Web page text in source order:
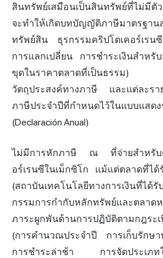
สินทรัพย์เสมือนเป็นสินทรัพย์ที่ไม่มี
จะทำให้เกิดบทบัญญัติภาษีมาตรฐาน
ทรัพย์สิน ธุรกรรมคริปโตเคอร์เรน
การแลกเปลี่ยน การชำระเงินสำหรั
ขุดในราคาตลาดที่เป็นธรรม)
วัตถุประสงค์ทางภาษี และแต่ละรา
ภาษีประจำปีที่กำหนดไว้ในแบบแสด
(Declaración Anual)
ไม่มีการหักภาษี ณ ที่จ่ายสำหรับต
อร์เรนซีในเม็กซิโก แม้แต่ตลาดที่ได้
(สถาบันเทคโนโลยีทางการเงินที่ได้
กรรมการกำกับหลักทรัพย์และตลาด
ภาระผูกพันด้านการปฏิบัติตามกฎระ
(การคำนวณประจำปี การเก็บรักษ
การชำระล่าช้า การจัดประเภทใ